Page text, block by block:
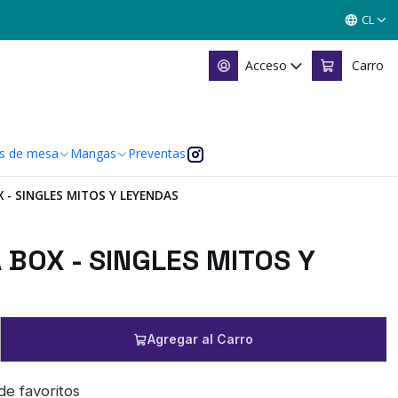
Acceso Carro
de mesa Mangas Preventas
CL
- SINGLES MITOS Y LEYENDAS
- SINGLES MITOS Y
Agregar al Carro
favoritos